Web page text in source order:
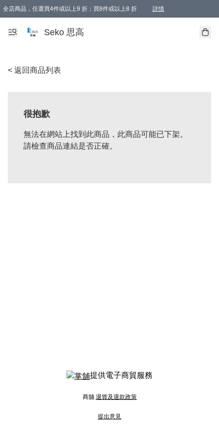
全店商品，任選買4件或以上9 折；買8件或以上8 折 詳情
新會員首次購物即享全單 95 折優惠！
購物滿198, 全單免運
Seko 思高
< 返回商品列表
很抱歉
無法在網站上找到此商品，此商品可能已下架。
請檢查商品連結是否正確。
提供電子商貿服務
商舖 退貨及退款政策
提出意見